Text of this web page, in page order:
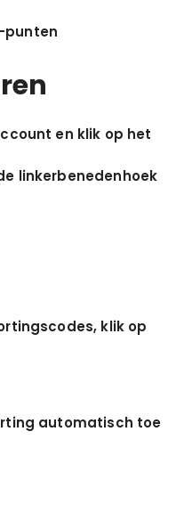
punten
en klik op het
linkerbenedenhoek
klik op
automatisch toe